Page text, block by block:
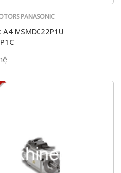
PANASONIC
A4 MSMD022P1U